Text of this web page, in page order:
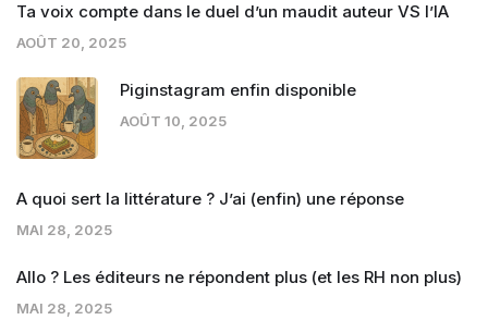
Ta voix compte dans le duel d’un maudit auteur VS l’IA
AOÛT 20, 2025
Piginstagram enfin disponible
AOÛT 10, 2025
A quoi sert la littérature ? J’ai (enfin) une réponse
MAI 28, 2025
Allo ? Les éditeurs ne répondent plus (et les RH non plus)
MAI 28, 2025